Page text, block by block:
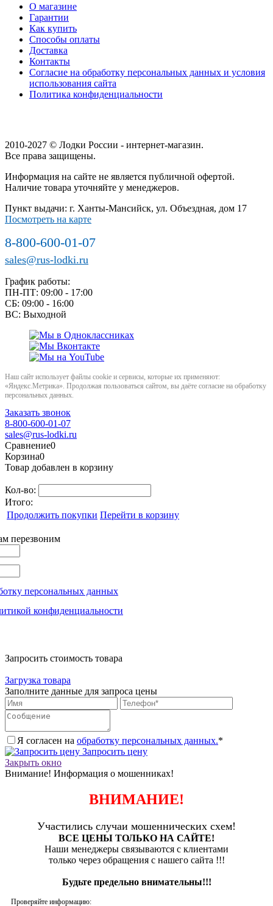
О магазине
Гарантии
Как купить
Способы оплаты
Доставка
Контакты
Согласие на обработку персональных данных и условия
использования сайта
Политика конфиденциальности
2010-2027 © Лодки России - интернет-магазин.
Все права защищены.
Информация на сайте не является публичной офертой.
Наличие товара уточняйте у менеджеров.
Пункт выдачи: г. Ханты-Мансийск, ул. Объездная, дом 17
Посмотреть на карте
8-800-600-01-07
sales@rus-lodki.ru
График работы:
ПН-ПТ: 09:00 - 17:00
СБ: 09:00 - 16:00
ВС: Выходной
Наш сайт использует файлы cookie и сервисы, которые их применяют:
«Яндекс.Метрика». Продолжая пользоваться сайтом, вы даёте согласие на обработку
персональных данных.
Заказать звонок
8-800-600-01-07
sales@rus-lodki.ru
Сравнение0
Корзина0
Товар добавлен в корзину
Кол-во:
Итого:
Продолжить покупки Перейти в корзину
перезвоним
персональных данных
конфиденциальности
Запросить стоимость товара
Загрузка товара
Заполните данные для запроса цены
Я согласен на обработку персональных данных.*
Запросить цену
Закрыть окно
Внимание! Информация о мошенниках!
ВНИМАНИЕ!
Участились случаи мошеннических схем!
ВСЕ ЦЕНЫ ТОЛЬКО НА САЙТЕ!
Наши менеджеры связываются с клиентами
только через обращения с нашего сайта !!!
Будьте предельно внимательны!!!
Проверяйте информацию: